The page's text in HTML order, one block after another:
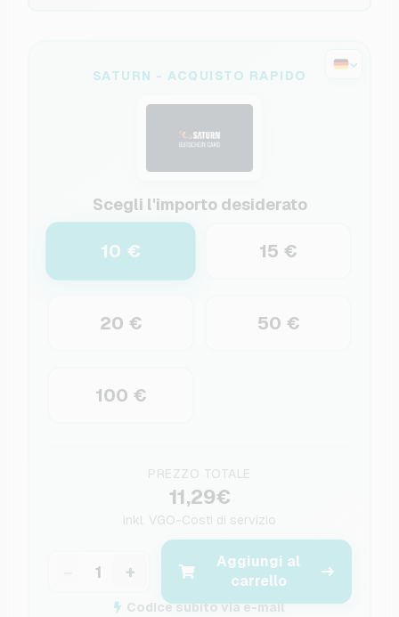
SATURN - ACQUISTO RAPIDO
Scegli l'importo desiderato
10 € 15 €
20 € 50 €
100 €
PREZZO TOTALE
11,29€
inkl. VGO-Costi di servizio
+
Aggiungi al
carrello
Codice subito via e-mail